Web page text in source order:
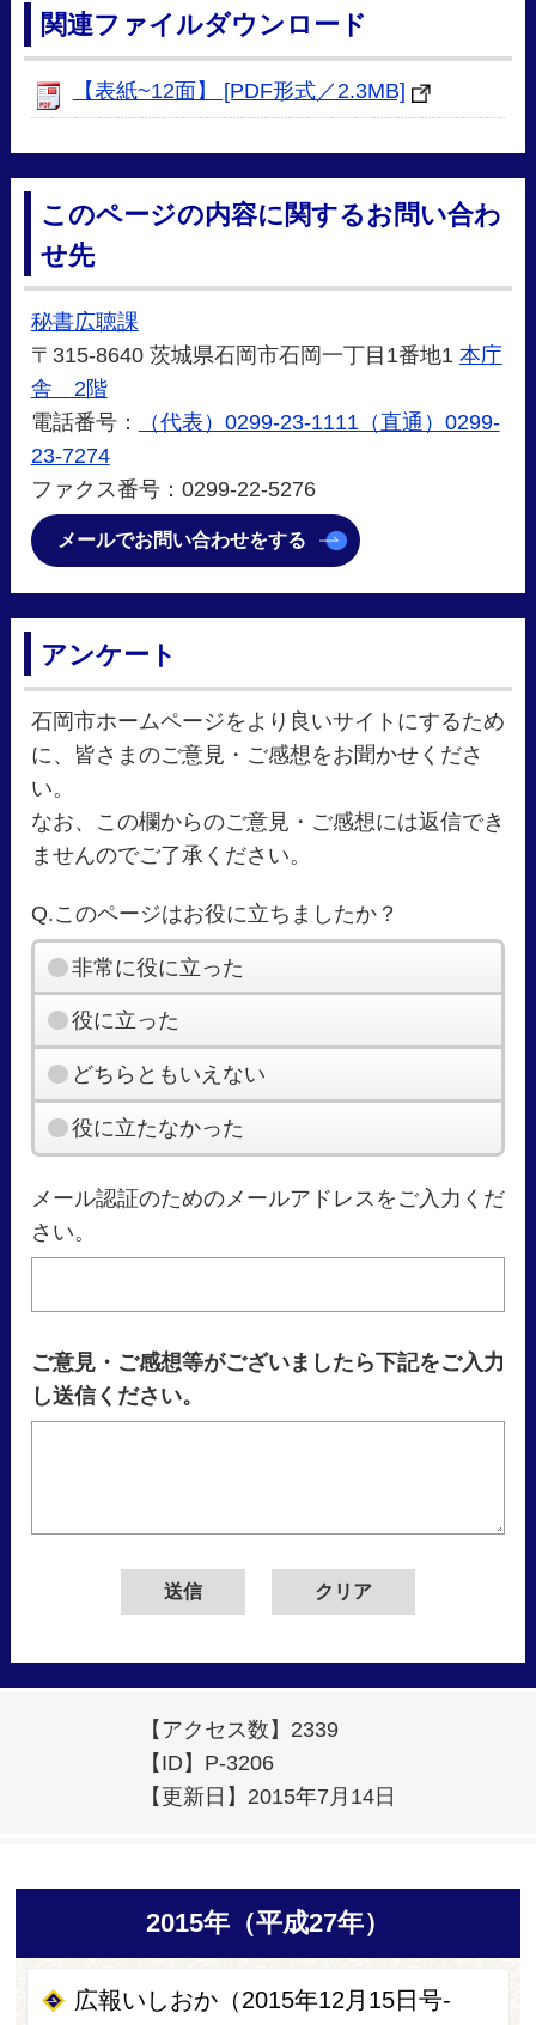
関連ファイルダウンロード
【表紙~12面】 [PDF形式／2.3MB]
このページの内容に関するお問い合わ
せ先
秘書広聴課
〒315-8640 茨城県石岡市石岡一丁目1番地1 本庁
舎 2階
電話番号：
（代表）0299-23-1111（直通）0299-
23-7274
ファクス番号：0299-22-5276
メールでお問い合わせをする
アンケート
石岡市ホームページをより良いサイトにするため
に、皆さまのご意見・ご感想をお聞かせくださ
い。
なお、この欄からのご意見・ご感想には返信でき
ませんのでご了承ください。
Q.このページはお役に立ちましたか？
非常に役に立った
役に立った
どちらともいえない
役に立たなかった
メール認証のためのメールアドレスをご入力くだ
さい。
ご意見・ご感想等がございましたら下記をご入力
し送信ください。
【アクセス数】 2339
【ID】 P-3206
【更新日】 2015年7月14日
2015年（平成27年）
広報いしおか（2015年12月15日号-